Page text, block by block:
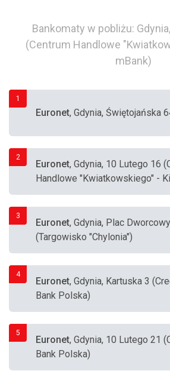
Bankomaty w pobliżu:
(Centrum Handlowe
mBank)
1
Euronet, Gdynia, Świętojańska
2
Euronet, Gdynia, 10 Lutego 16
Handlowe "Kwiatkowskiego" -
3
Euronet, Gdynia, Plac
(Targowisko "Chylonia")
4
Euronet, Gdynia, Kartuska 3
Bank Polska)
5
Euronet, Gdynia, 10 Lutego 21
Bank Polska)